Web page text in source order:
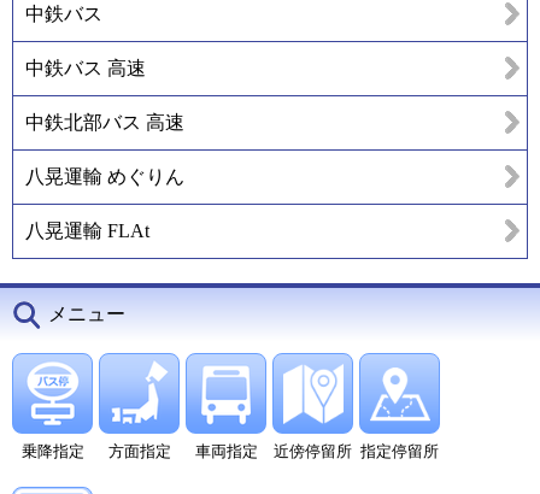
中鉄バス
中鉄バス 高速
中鉄北部バス 高速
八晃運輸 めぐりん
八晃運輸 FLAt
メニュー
乗降指定 方面指定 車両指定 近傍停留所 指定停留所